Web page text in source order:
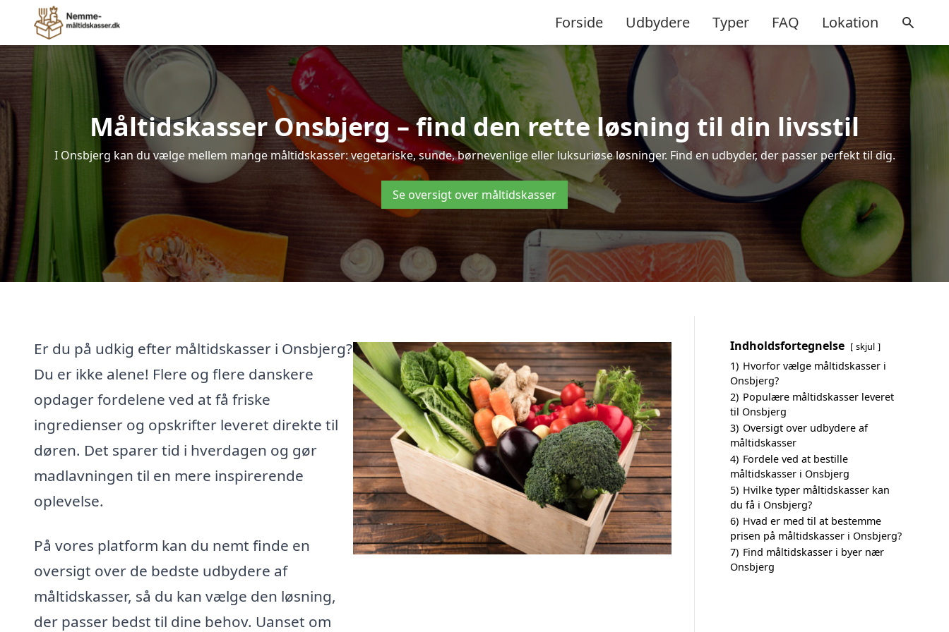
Forside Udbydere Typer FAQ Lokation
Måltidskasser Onsbjerg – find den rette løsning til din livsstil
I Onsbjerg kan du vælge mellem mange måltidskasser: vegetariske, sunde, børnevenlige eller luksuriøse løsninger. Find en udbyder, der passer perfekt til dig.
Se oversigt over måltidskasser
Er du på udkig efter måltidskasser i Onsbjerg?
Du er ikke alene! Flere og flere danskere
opdager fordelene ved at få friske
ingredienser og opskrifter leveret direkte til
døren. Det sparer tid i hverdagen og gør
madlavningen til en mere inspirerende
oplevelse.
På vores platform kan du nemt finde en
oversigt over de bedste udbydere af
måltidskasser, så du kan vælge den løsning,
der passer bedst til dine behov. Uanset om
Indholdsfortegnelse skjul
1) Hvorfor vælge måltidskasser i
Onsbjerg?
2) Populære måltidskasser leveret
til Onsbjerg
3) Oversigt over udbydere af
måltidskasser
4) Fordele ved at bestille
måltidskasser i Onsbjerg
5) Hvilke typer måltidskasser kan
du få i Onsbjerg?
6) Hvad er med til at bestemme
prisen på måltidskasser i Onsbjerg?
7) Find måltidskasser i byer nær
Onsbjerg